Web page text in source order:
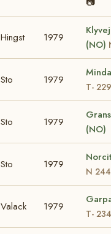
📷
Hingst 1979
(NO)
Sto 1979
T-
Sto 1979
(NO)
Sto 1979
N
Valack 1979
T-